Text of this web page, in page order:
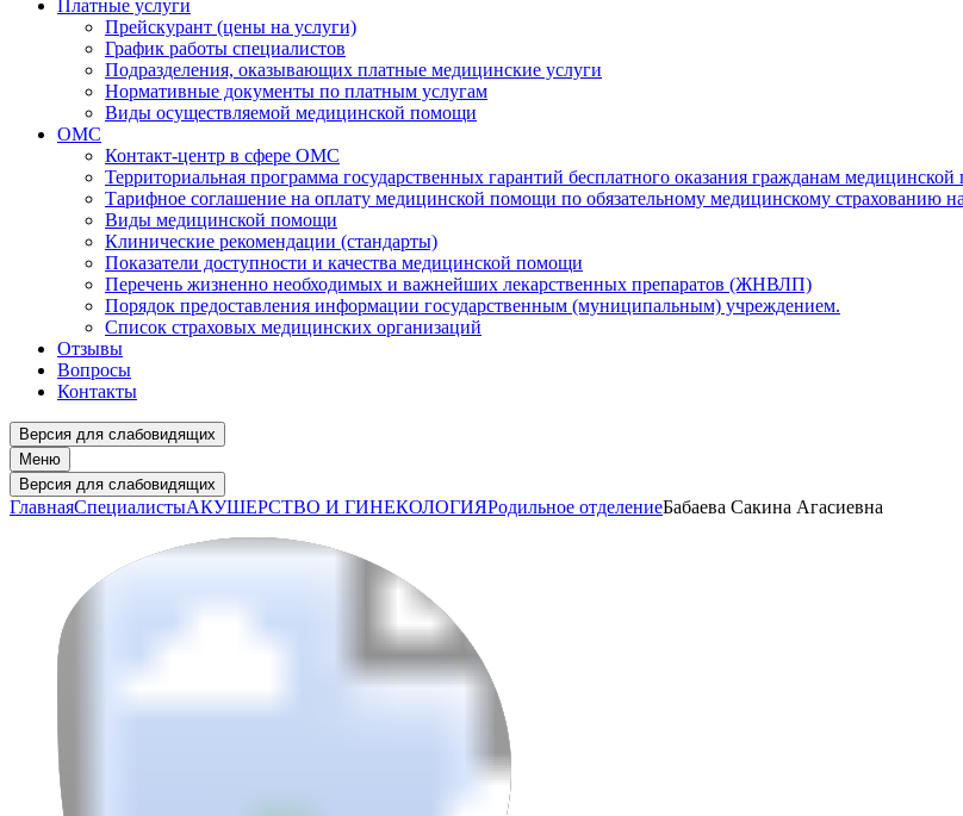
Платные услуги
Прейскурант (цены на услуги)
График работы специалистов
Подразделения, оказывающих платные медицинские услуги
Нормативные документы по платным услугам
Виды осуществляемой медицинской помощи
ОМС
Контакт-центр в сфере ОМС
Территориальная программа государственных гарантий бесплатного оказания гражданам
Тарифное соглашение на оплату медицинской помощи по обязательному медицинскому страхованию
Виды медицинской помощи
Клинические рекомендации (стандарты)
Показатели доступности и качества медицинской помощи
Перечень жизненно необходимых и важнейших лекарственных препаратов (ЖНВЛП)
Порядок предоставления информации государственным (муниципальным) учреждением.
Список страховых медицинских организаций
Отзывы
Вопросы
Контакты
Версия для слабовидящих
Меню
Версия для слабовидящих
ГлавнаяСпециалистыАКУШЕРСТВО И ГИНЕКОЛОГИЯРодильное отделениеБабаева Сакина Агасиевна